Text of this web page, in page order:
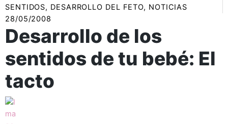
SENTIDOS, DESARROLLO DEL FETO, NOTICIAS
28/05/2008
Desarrollo de los
sentidos de tu bebé: El
tacto